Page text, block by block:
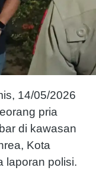
14/05/2026
pria
di kawasan
Kota
laporan polisi.